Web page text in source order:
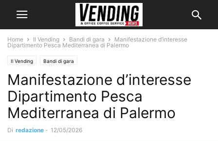
Home Il Vending Bandi di gara
Manifestazione d’interesse
Dipartimento Pesca Mediterranea di Palermo
Il Vending Bandi di gara
Manifestazione d’interesse
Dipartimento Pesca
Mediterranea di Palermo
Di redazione - 12/05/2026